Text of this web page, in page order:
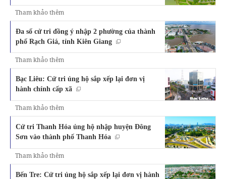
Tham khảo thêm
Đa số cử tri đồng ý nhập 2 phường của thành
phố Rạch Giá, tỉnh Kiên Giang
Tham khảo thêm
Bạc Liêu: Cử tri ủng hộ sắp xếp lại đơn vị
hành chính cấp xã
Tham khảo thêm
Cử tri Thanh Hóa ủng hộ nhập huyện Đông
Sơn vào thành phố Thanh Hóa
Tham khảo thêm
Bến Tre: Cử tri ủng hộ sắp xếp lại đơn vị hành